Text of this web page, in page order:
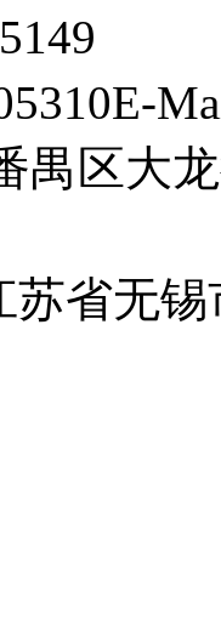
E-
禺区大
省无